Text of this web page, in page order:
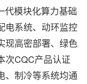
代模块化算力基础
电系统、动环监控
现高密部署、绿色
次CQC产品认证
、制冷等系统均通